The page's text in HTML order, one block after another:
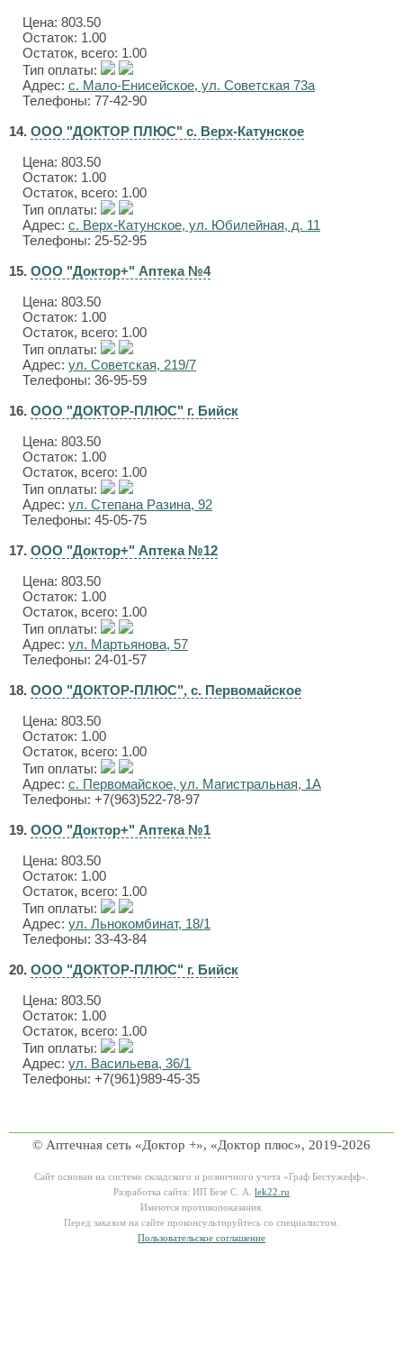
Цена: 803.50
Остаток: 1.00
Остаток, всего: 1.00
Тип оплаты:
Адрес: с. Мало-Енисейское, ул. Советская 73а
Телефоны: 77-42-90
14. ООО "ДОКТОР ПЛЮС" с. Верх-Катунское
Цена: 803.50
Остаток: 1.00
Остаток, всего: 1.00
Тип оплаты:
Адрес: с. Верх-Катунское, ул. Юбилейная, д. 11
Телефоны: 25-52-95
15. ООО "Доктор+" Аптека №4
Цена: 803.50
Остаток: 1.00
Остаток, всего: 1.00
Тип оплаты:
Адрес: ул. Советская, 219/7
Телефоны: 36-95-59
16. ООО "ДОКТОР-ПЛЮС" г. Бийск
Цена: 803.50
Остаток: 1.00
Остаток, всего: 1.00
Тип оплаты:
Адрес: ул. Степана Разина, 92
Телефоны: 45-05-75
17. ООО "Доктор+" Аптека №12
Цена: 803.50
Остаток: 1.00
Остаток, всего: 1.00
Тип оплаты:
Адрес: ул. Мартьянова, 57
Телефоны: 24-01-57
18. ООО "ДОКТОР-ПЛЮС", с. Первомайское
Цена: 803.50
Остаток: 1.00
Остаток, всего: 1.00
Тип оплаты:
Адрес: с. Первомайское, ул. Магистральная, 1А
Телефоны: +7(963)522-78-97
19. ООО "Доктор+" Аптека №1
Цена: 803.50
Остаток: 1.00
Остаток, всего: 1.00
Тип оплаты:
Адрес: ул. Льнокомбинат, 18/1
Телефоны: 33-43-84
20. ООО "ДОКТОР-ПЛЮС" г. Бийск
Цена: 803.50
Остаток: 1.00
Остаток, всего: 1.00
Тип оплаты:
Адрес: ул. Васильева, 36/1
Телефоны: +7(961)989-45-35
© Аптечная сеть «Доктор +», «Доктор плюс», 2019-2026
Сайт основан на системе складского и розничного учета «Граф Бестужефф».
Разработка сайта: ИП Безе С. А. lek22.ru
Имеются противопоказания.
Перед заказом на сайте проконсультируйтесь со специалистом.
Пользовательское соглашение